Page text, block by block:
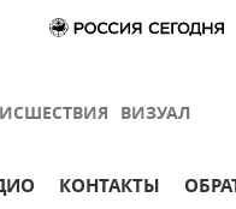
ВИЗУАЛ
КОНТАКТЫ